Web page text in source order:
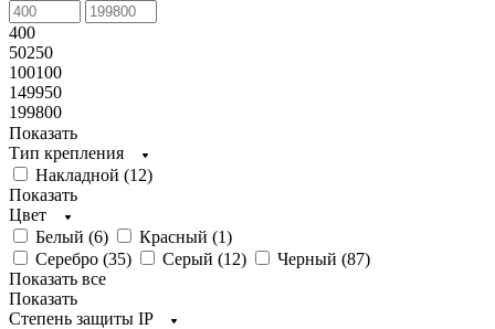
400
50250
100100
149950
199800
Показать
Тип крепления
Накладной (12)
Показать
Цвет
Белый (6) Красный (1)
Серебро (35) Серый (12) Черный (87)
Показать все
Показать
Степень защиты IP